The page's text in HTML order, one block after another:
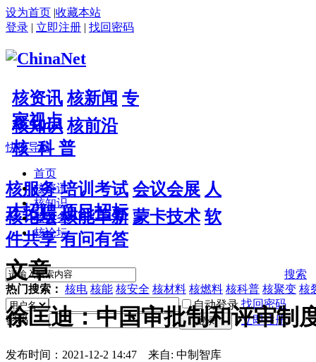
设为首页 |收藏本站
登录 | 立即注册 | 找回密码
核资讯 核新闻 专
家视点
核知识 核前沿
核 科 普
核服务 培训考试 会议会展 人
才招聘 项目招标
核论坛 核能革新 蒙卡技术 软
件共享 有问有答
搜索
热门搜索： 核电 核能 核安全 核材料 核燃料 核科普 核聚变 核
自动登录 找回密码
密码
登录 立即注册
快捷导航
首页
核资讯
核知识
核服务
核论坛
文章
徐匡迪：中国审批制和评审制
发布时间：2021-12-2 14:47 来自: 中制智库